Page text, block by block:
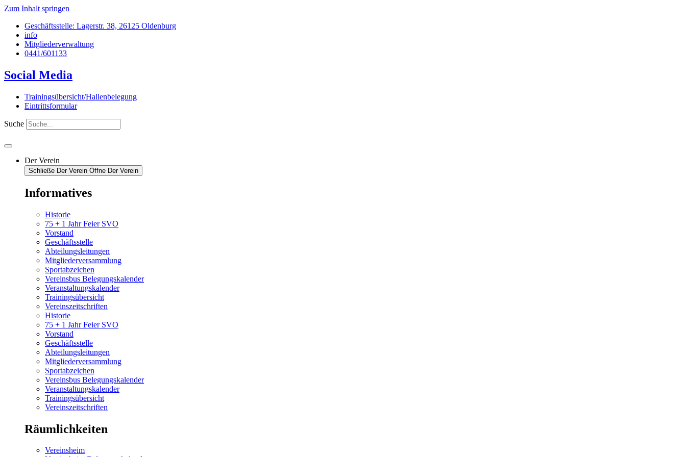
Zum Inhalt springen
Geschäftsstelle: Lagerstr. 38, 26125 Oldenburg
info
Mitgliederverwaltung
0441/601133
Social Media
Trainingsübersicht/Hallenbelegung
Eintrittsformular
Suche
Der Verein
Schließe Der Verein Öffne Der Verein
Informatives
Historie
75 + 1 Jahr Feier SVO
Vorstand
Geschäftsstelle
Abteilungsleitungen
Mitgliederversammlung
Sportabzeichen
Vereinsbus Belegungskalender
Veranstaltungskalender
Trainingsübersicht
Vereinszeitschriften
Historie
75 + 1 Jahr Feier SVO
Vorstand
Geschäftsstelle
Abteilungsleitungen
Mitgliederversammlung
Sportabzeichen
Vereinsbus Belegungskalender
Veranstaltungskalender
Trainingsübersicht
Vereinszeitschriften
Räumlichkeiten
Vereinsheim